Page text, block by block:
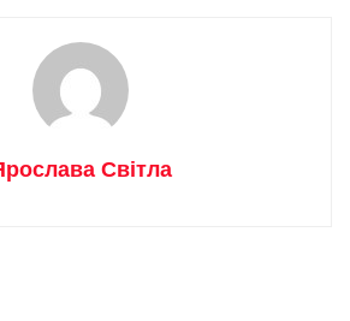
Світла